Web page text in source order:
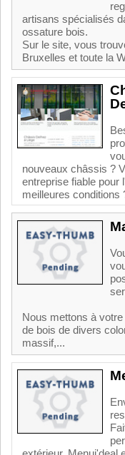
artisans spécialisés
ossature bois.
Sur le site, vous
Bruxelles et toute la
nouveaux châssis ?
entreprise fiable pour
meilleures conditions
Nous mettons à
de bois de divers
massif,...